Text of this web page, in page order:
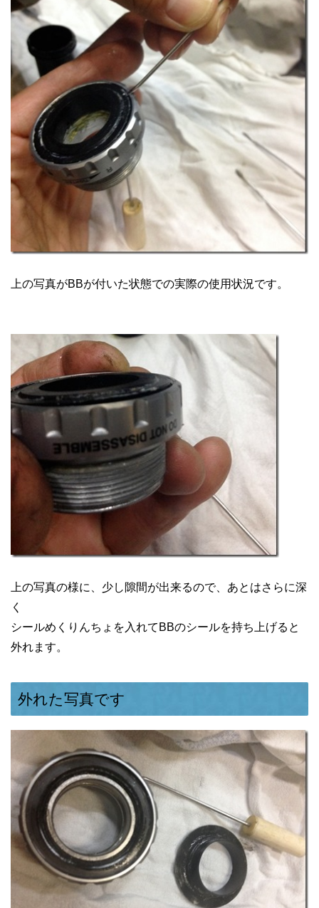
上の写真がBBが付いた状態での実際の使用状況です。
上の写真の様に、少し隙間が出来るので、あとはさらに深
く
シールめくりんちょを入れてBBのシールを持ち上げると
外れます。
外れた写真です